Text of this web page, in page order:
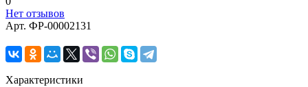
Нет отзывов
Арт. ФР-00002131
Характеристики